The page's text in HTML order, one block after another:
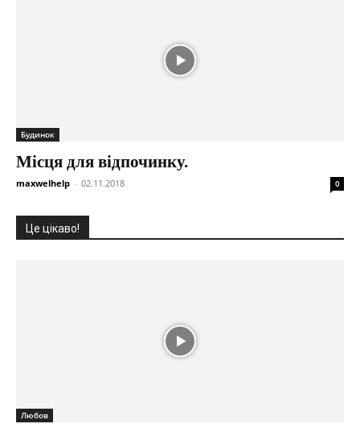
Будинок
Місця для відпочинку.
maxwelhelp - 02.11.2018 0
Це цікаво!
Любов